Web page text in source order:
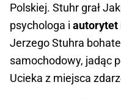
Polskiej. Stuhr grał
psychologa i autorytet
Jerzego Stuhra
samochodowy, jadąc
Ucieka z miejsca